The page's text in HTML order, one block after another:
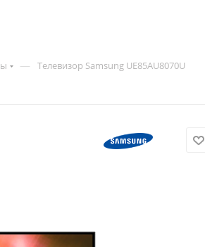
— Телевизор Samsung UE85AU8070U